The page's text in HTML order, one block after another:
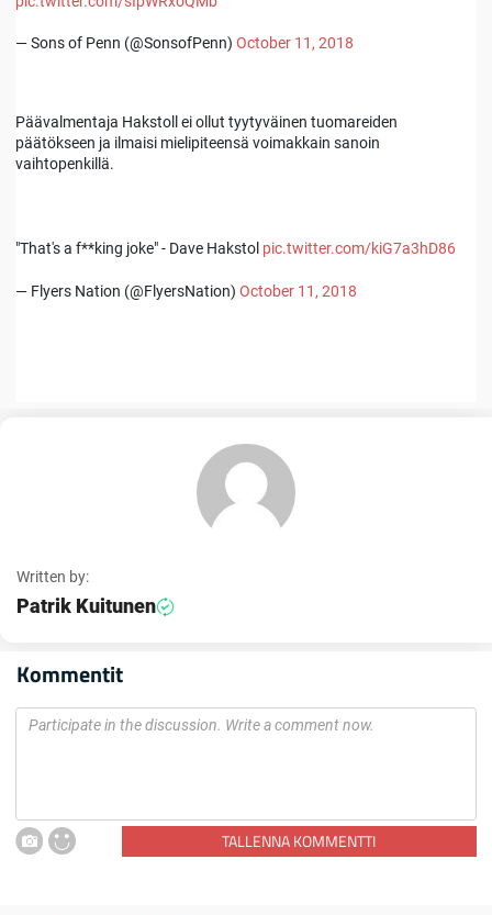
— Sons of Penn (@SonsofPenn) October 11, 2018
Päävalmentaja Hakstoll ei ollut tyytyväinen tuomareiden
päätökseen ja ilmaisi mielipiteensä voimakkain sanoin
vaihtopenkillä.
"That's a f**king joke" - Dave Hakstol pic.twitter.com/kiG7a3hD86
— Flyers Nation (@FlyersNation) October 11, 2018
Written by:
Patrik Kuitunen
Kommentit
TALLENNA KOMMENTTI